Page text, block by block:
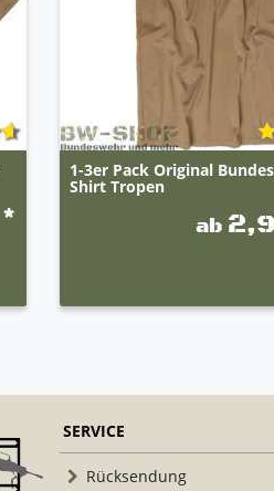
*
1-3er Pack Original
Shirt Tropen
ab
SERVICE
Rücksendung